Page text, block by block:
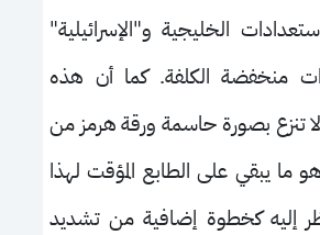
الخليجية و"الإسرائيلية"
منخفضة الكلفة. كما أن هذه
لا تنزع بصورة حاسمة ورقة هرمز من
ما يبقي على الطابع المؤقت لهذا
إليه كخطوة إضافية من تشديد